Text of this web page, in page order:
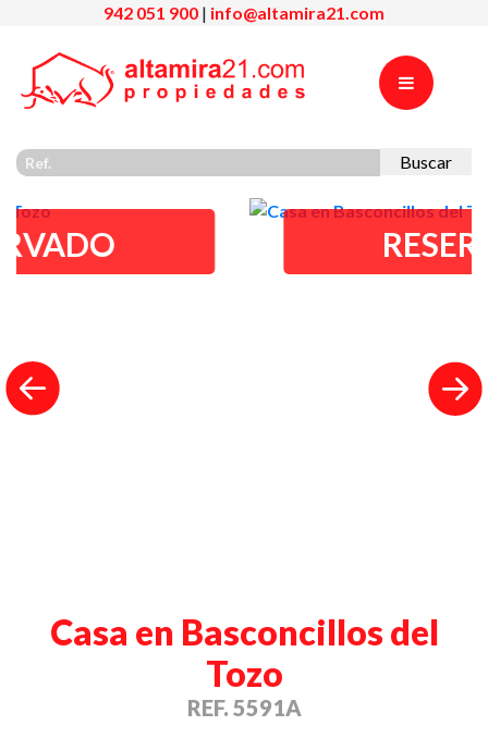
942 051 900 | info@altamira21.com
Buscar
Previous
Casa en Basconcillos del
Tozo
REF. 5591A